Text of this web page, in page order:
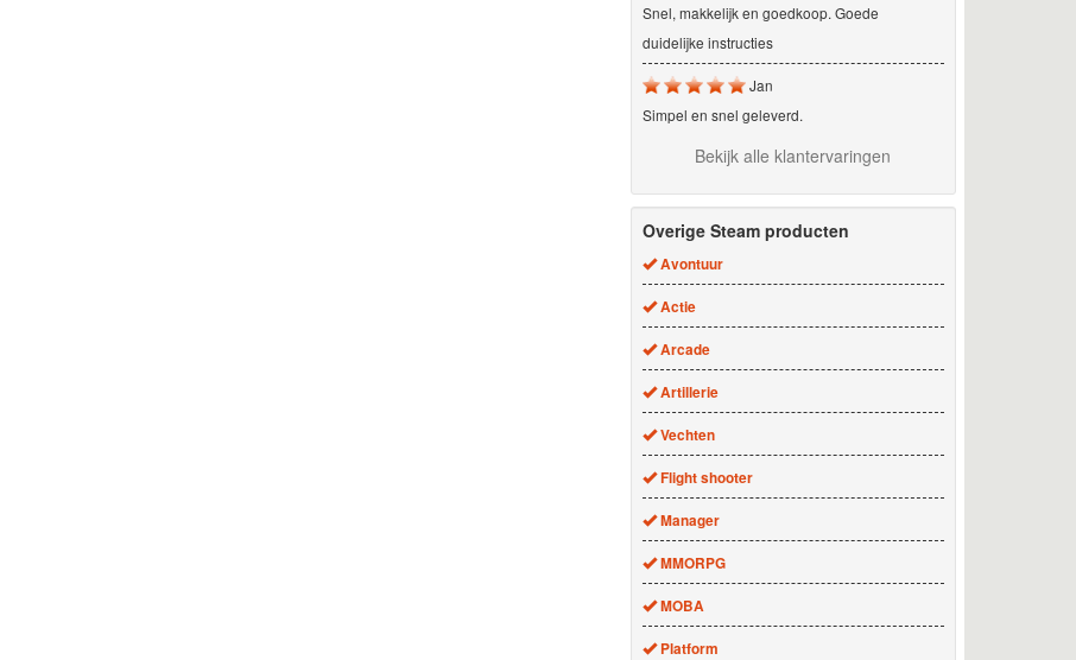
Snel, makkelijk en goedkoop. Goede
duidelijke instructies
Jan
Simpel en snel geleverd.
Bekijk alle klantervaringen
Overige Steam producten
Avontuur
Actie
Arcade
Artillerie
Vechten
Flight shooter
Manager
MMORPG
MOBA
Platform